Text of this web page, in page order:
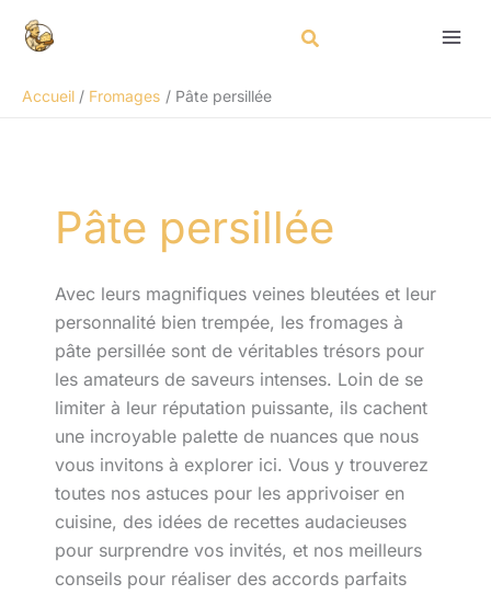
Accueil
Fromages Pâte persillée
Pâte persillée
Avec leurs magnifiques veines bleutées et leur
personnalité bien trempée, les fromages à
pâte persillée sont de véritables trésors pour
les amateurs de saveurs intenses. Loin de se
limiter à leur réputation puissante, ils cachent
une incroyable palette de nuances que nous
vous invitons à explorer ici. Vous y trouverez
toutes nos astuces pour les apprivoiser en
cuisine, des idées de recettes audacieuses
pour surprendre vos invités, et nos meilleurs
conseils pour réaliser des accords parfaits